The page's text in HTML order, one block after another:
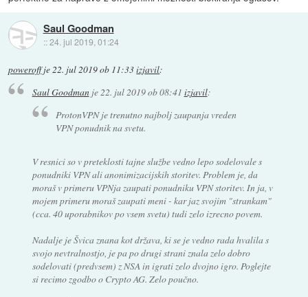
Saul Goodman
::24. jul 2019, 01:24
poweroffje 22. jul 2019 ob 11:33izjavil:
Saul Goodmanje22. jul 2019 ob 08:41 izjavil:
ProtonVPN je trenutno najbolj zaupanja vreden
VPN ponudnik na svetu.
V resnici so v preteklosti tajne službe vedno lepo sodelovale s
ponudniki VPN ali anonimizacijskih storitev. Problem je, da
moraš v primeru VPNja zaupati ponudniku VPN storitev. In ja, v
mojem primeru moraš zaupati meni - kar jaz svojim "strankam"
(cca. 40 uporabnikov po vsem svetu) tudi zelo izrecno povem.
Nadalje je Švica znana kot država, ki se je vedno rada hvalila s
svojo nevtralnostjo, je pa po drugi strani znala zelo dobro
sodelovati (predvsem) z NSA in igrati zelo dvojno igro. Poglejte
si recimo zgodbo o Crypto AG. Zelo poučno.